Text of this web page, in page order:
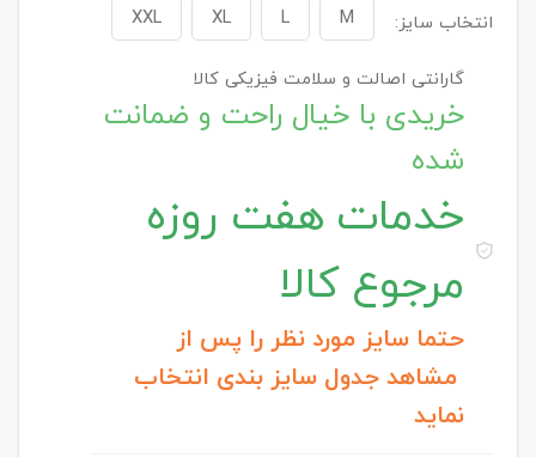
انتخاب سایز: M
L
XL
XXL
گارانتی اصالت و سلامت فیزیکی کالا
خریدی با خیال راحت و ضمانت
شده
خدمات هفت روزه
مرجوع کالا
حتما سایز مورد نظر را پس از
مشاهد جدول سایز بندی انتخاب
نماید